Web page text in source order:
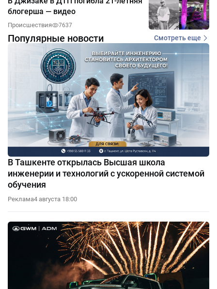
блогерша — видео
Происшествия 7637
Популярные новости Смотреть еще
В Ташкенте открылась Высшая школа
инженерии и технологий с ускоренной системой
обучения
Реклама4 августа 18:00